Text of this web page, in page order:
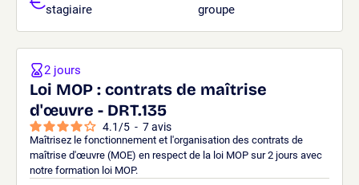
stagiaire
groupe
Loi MOP : contrats de maîtrise
d'œuvre - DRT.135
4.1 /5 - 7avis
Maîtrisez le fonctionnement et l'organisation des contrats de
maîtrise d'œuvre (MOE) en respect de la loi MOP sur 2 jours avec
notre formation loi MOP.
2 jours